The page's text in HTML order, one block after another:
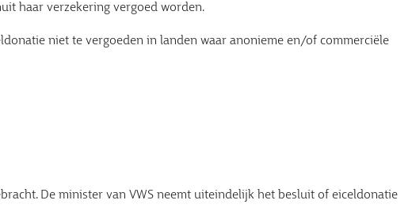
haar verzekering vergoed worden.
niet te vergoeden in landen waar anonieme en/of commerciële
De minister van VWS neemt uiteindelijk het besluit of eiceldonatie